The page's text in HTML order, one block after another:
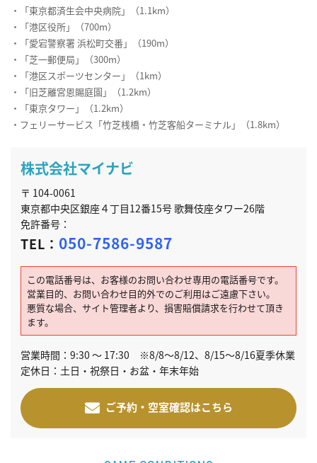
・「東京都済生会中央病院」（1.1km）
・「港区役所」（700m）
・「愛宕警察署 浜松町交番」（190m）
・「芝一郵便局」（300m）
・「港区スポーツセンター」（1km）
・「旧芝離宮恩賜庭園」（1.2km）
・「東京タワー」（1.2km）
・フェリーサービス「竹芝桟橋・竹芝客船ターミナル」（1.8km）
株式会社マイナビ
〒 104-0061
東京都中央区銀座４丁目12番15号 歌舞伎座タワー26階
免許番号：
TEL： 050-7586-9587
この電話番号は、お客様のお問い合わせ専用の電話番号です。
営業目的、お問い合わせ目的外でのご利用はご遠慮下さい。
悪質な場合、サイト管理者より、損害賠償請求を行わせて頂き
ます。
営業時間：9:30 ～ 17:30 ※8/8～8/12、8/15～8/16夏季休業
定休日：土日・祝祭日・お盆・年末年始
ご予約・空室確認はこちら